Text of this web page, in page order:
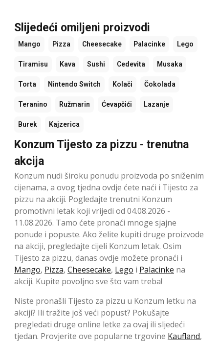
Slijedeći omiljeni proizvodi
Mango Pizza Cheesecake Palacinke Lego
Tiramisu Kava Sushi Cedevita Musaka
Torta Nintendo Switch Kolači Čokolada
Teranino Ružmarin Ćevapčići Lazanje
Burek Kajzerica
Konzum Tijesto za pizzu - trenutna
akcija
Konzum nudi široku ponudu proizvoda po sniženim
cijenama, a ovog tjedna ovdje ćete naći i Tijesto za
pizzu na akciji. Pogledajte trenutni Konzum
promotivni letak koji vrijedi od 04.08.2026 -
11.08.2026. Tamo ćete pronaći mnoge sjajne
ponude i popuste. Ako želite kupiti druge proizvode
na akciji, pregledajte cijeli Konzum letak. Osim
Tijesto za pizzu, danas ovdje možete pronaći i
Mango, Pizza, Cheesecake, Lego i Palacinke na
akciji. Kupite povoljno sve što vam treba!
Niste pronašli Tijesto za pizzu u Konzum letku na
akciji? Ili tražite još veći popust? Pokušajte
pregledati druge online letke za ovaj ili sljedeći
tjedan. Provjerite ove popularne trgovine Kaufland,